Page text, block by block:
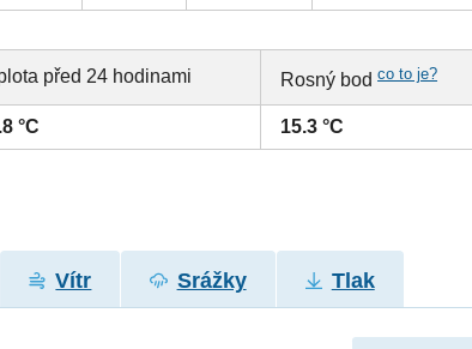
před 24 hodinami Rosný bodco to je?
°C 15.3 °C
Vítr Srážky Tlak